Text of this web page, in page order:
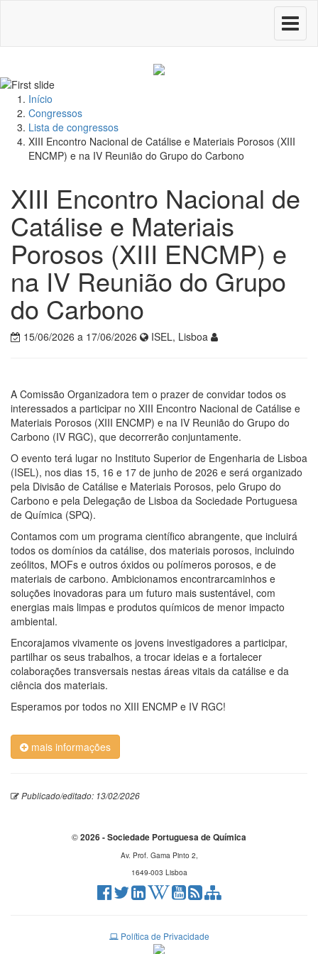
Toggle
Início
Congressos
Lista de congressos
XIII Encontro Nacional de Catálise e Materiais Porosos (XIII
ENCMP) e na IV Reunião do Grupo do Carbono
XIII Encontro Nacional de
Catálise e Materiais
Porosos (XIII ENCMP) e
na IV Reunião do Grupo
do Carbono
15/06/2026 a 17/06/2026 ISEL, Lisboa
A Comissão Organizadora tem o prazer de convidar todos os
interessados a participar no XIII Encontro Nacional de Catálise e
Materiais Porosos (XIII ENCMP) e na IV Reunião do Grupo do
Carbono (IV RGC), que decorrerão conjuntamente.
O evento terá lugar no Instituto Superior de Engenharia de Lisboa
(ISEL), nos dias 15, 16 e 17 de junho de 2026 e será organizado
pela Divisão de Catálise e Materiais Porosos, pelo Grupo do
Carbono e pela Delegação de Lisboa da Sociedade Portuguesa
de Química (SPQ).
Contamos com um programa científico abrangente, que incluirá
todos os domínios da catálise, dos materiais porosos, incluindo
zeólitos, MOFs e outros óxidos ou polímeros porosos, e de
materiais de carbono. Ambicionamos encontrarcaminhos e
soluções inovadoras para um futuro mais sustentável, com
energias mais limpas e produtos químicos de menor impacto
ambiental.
Encorajamos vivamente os jovens investigadores a participar,
partilhar os seus trabalhos, a trocar ideias e a fortalecer
colaborações transversais nestas áreas vitais da catálise e da
ciência dos materiais.
Esperamos por todos no XIII ENCMP e IV RGC!
mais informações
Publicado/editado: 13/02/2026
©2026 - Sociedade Portuguesa de Química
Av. Prof. Gama Pinto 2,
1649-003 Lisboa
Política de Privacidade